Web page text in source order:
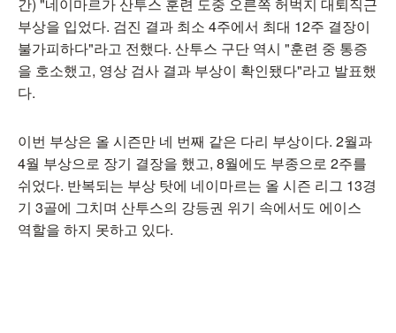
부상을 입었다. 검진 결과 최소 4주에서 최대 12주 결장이
불가피하다"라고 전했다. 산투스 구단 역시 "훈련 중 통증
을 호소했고, 영상 검사 결과 부상이 확인됐다"라고 발표했
다.
이번 부상은 올 시즌만 네 번째 같은 다리 부상이다. 2월과
4월 부상으로 장기 결장을 했고, 8월에도 부종으로 2주를
쉬었다. 반복되는 부상 탓에 네이마르는 올 시즌 리그 13경
기 3골에 그치며 산투스의 강등권 위기 속에서도 에이스
역할을 하지 못하고 있다.